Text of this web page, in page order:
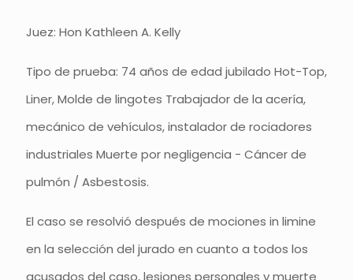
Juez: Hon Kathleen A. Kelly
Tipo de prueba: 74 años de edad jubilado Hot-Top,
Liner, Molde de lingotes Trabajador de la acería,
mecánico de vehículos, instalador de rociadores
industriales Muerte por negligencia - Cáncer de
pulmón / Asbestosis.
El caso se resolvió después de mociones in limine
en la selección del jurado en cuanto a todos los
acusados del caso, lesiones personales y muerte